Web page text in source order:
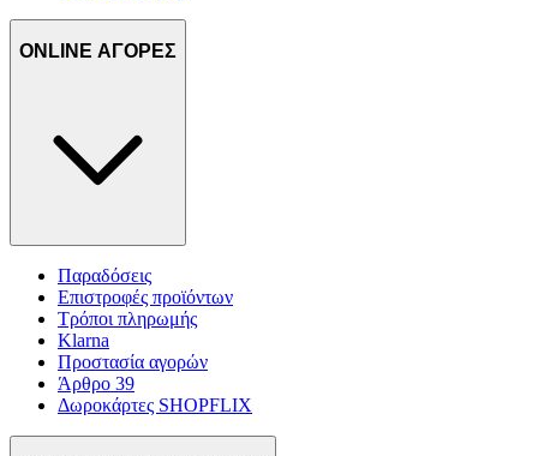
ONLINE ΑΓΟΡΕΣ
Παραδόσεις
Επιστροφές προϊόντων
Τρόποι πληρωμής
Klarna
Προστασία αγορών
Άρθρο 39
Δωροκάρτες SHOPFLIX